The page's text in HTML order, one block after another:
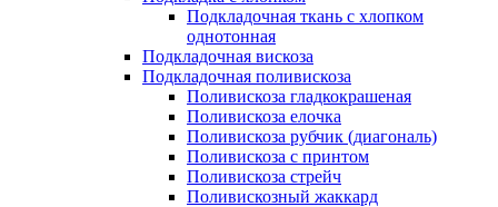
Подкладочная ткань с хлопком
однотонная
Подкладочная вискоза
Подкладочная поливискоза
Поливискоза гладкокрашеная
Поливискоза елочка
Поливискоза рубчик (диагональ)
Поливискоза с принтом
Поливискоза стрейч
Поливискозный жаккард